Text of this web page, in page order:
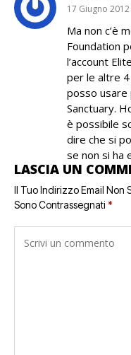
17 Giugno
Ma non c’è
Foundation
l’account
per le altre
posso usare
Sanctuary.
è possibile
dire che si
se non si ha
LASCIA UN
Il Tuo Indirizzo Email Non
Sono Contrassegnati *